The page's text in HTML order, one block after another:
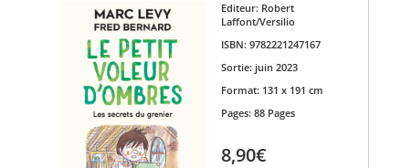
Editeur: Robert
Laffont/Versilio
ISBN: 9782221247167
Sortie: juin 2023
Format: 131 x 191 cm
Pages: 88 Pages
8,90€